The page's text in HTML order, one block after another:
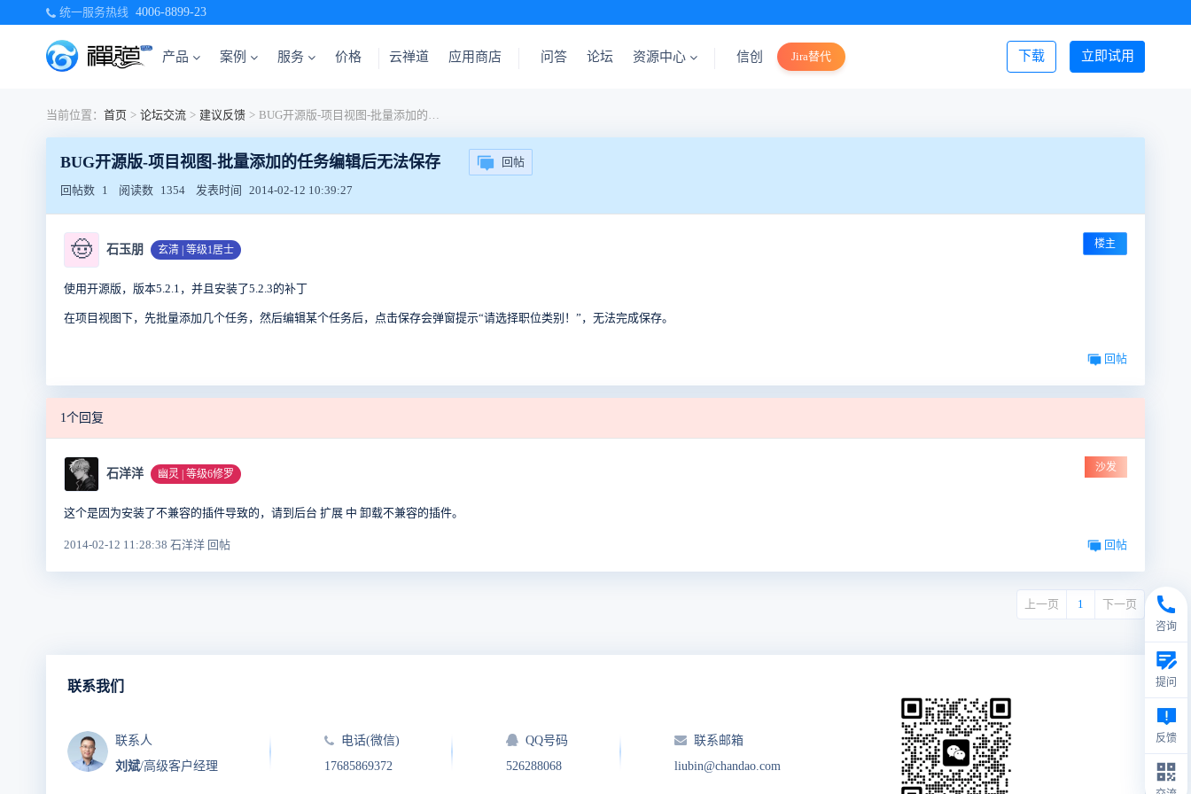
统一服务热线 4006-8899-23
产品 案例 服务 价格 立即试用
下载
云禅道 应用商店 问答 论坛 资源中心 信创 Jira替代 登录/注册
当前位置： 首页 > 论坛交流 > 建议反馈 > BUG开源版-项目视图-批量添加的任务编辑后无法保存
BUG开源版-项目视图-批量添加的任务编辑后无法保存 回帖
回帖数 1 阅读数 1354 发表时间 2014-02-12 10:39:27
🤠 石玉朋 玄清 | 等级1居士 楼主
使用开源版，版本5.2.1，并且安装了5.2.3的补丁
在项目视图下，先批量添加几个任务，然后编辑某个任务后，点击保存会弹窗提示“请选择职位类别！”，无法完成保存。
回帖
1个回复
石洋洋 幽灵 | 等级6修罗
沙发
这个是因为安装了不兼容的插件导致的，请到后台 扩展 中 卸载不兼容的插件。
2014-02-12 11:28:38 石洋洋 回帖 回帖
上一页 1 下一页
联系我们
联系人
刘斌/高级客户经理
电话(微信)
17685869372
QQ号码
526288068
联系邮箱
liubin@chandao.com
咨询
提问
反馈